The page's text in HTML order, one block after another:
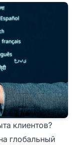
клиентов?
глобальный